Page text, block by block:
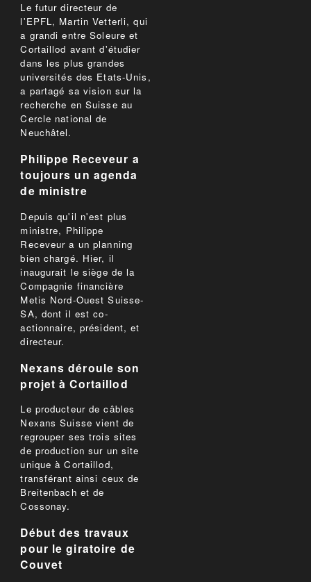
Le futur directeur de
l'EPFL, Martin Vetterli, qui
a grandi entre Soleure et
Cortaillod avant d'étudier
dans les plus grandes
universités des Etats-Unis,
a partagé sa vision sur la
recherche en Suisse au
Cercle national de
Neuchâtel.
Philippe Receveur a
toujours un agenda
de ministre
Depuis qu'il n'est plus
ministre, Philippe
Receveur a un planning
bien chargé. Hier, il
inaugurait le siège de la
Compagnie financière
Metis Nord-Ouest Suisse-
SA, dont il est co-
actionnaire, président, et
directeur.
Nexans déroule son
projet à Cortaillod
Le producteur de câbles
Nexans Suisse vient de
regrouper ses trois sites
de production sur un site
unique à Cortaillod,
transférant ainsi ceux de
Breitenbach et de
Cossonay.
Début des travaux
pour le giratoire de
Couvet